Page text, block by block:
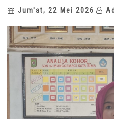
Jum'at, 22 Mei 2026